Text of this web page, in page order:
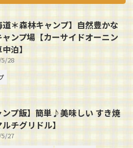
道＊森林キャンプ】自然豊かな
ャンプ場【カーサイドオーニン
泊】
5/28
ンプ飯】簡単♪美味しい すき焼
チグリドル】
5/27